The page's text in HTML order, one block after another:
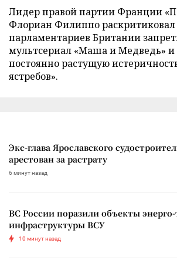
Лидер правой партии Франции
Флориан Филиппо
парламентариев Британии
мультсериал «Маша и Медведь» и
постоянно растущую
ястребов».
Экс-глава Ярославского
арестован за растрату
6 минут назад
ВС России поразили объекты
инфраструктуры ВСУ
10 минут назад